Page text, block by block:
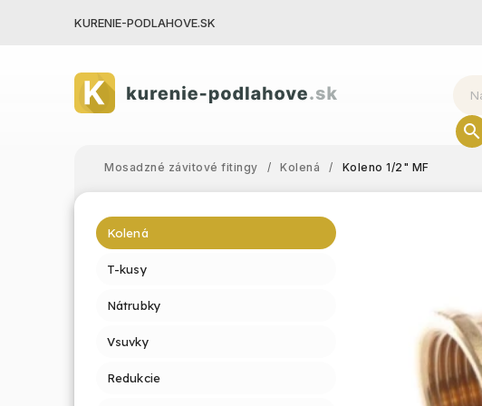
KURENIE-PODLAHOVE.SK
Mosadzné závitové fitingy / Kolená / Koleno 1/2" MF
Kolená
T-kusy
Nátrubky
Vsuvky
Redukcie